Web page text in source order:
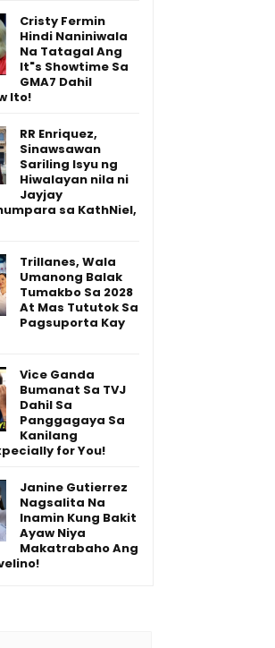
Cristy Fermin
Hindi Naniniwala
Na Tatagal Ang
It"s Showtime Sa
GMA7 Dahil
Ito!
RR Enriquez,
Sinawsawan
Sariling Isyu ng
Hiwalayan nila ni
Jayjay
sa KathNiel,
Trillanes, Wala
Umanong Balak
Tumakbo Sa 2028
At Mas Tututok Sa
Pagsuporta Kay
Vice Ganda
Bumanat Sa TVJ
Dahil Sa
Panggagaya Sa
Kanilang
for You!
Janine Gutierrez
Nagsalita Na
Inamin Kung Bakit
Ayaw Niya
Makatrabaho Ang